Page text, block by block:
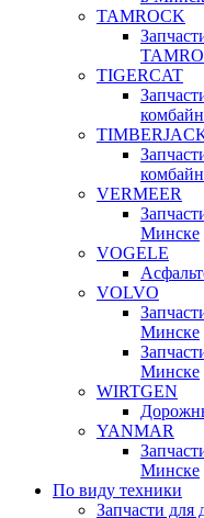
TAMROCK
TIGERCAT
VERMEER
Минске
VOGELE
VOLVO
Минске
Минске
WIRTGEN
YANMAR
Минске
По виду техники
Запчасти для